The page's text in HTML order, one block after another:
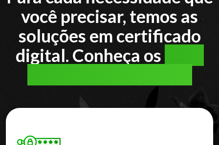
você precisar, temos as
soluções em certificado
digital. Conheça os